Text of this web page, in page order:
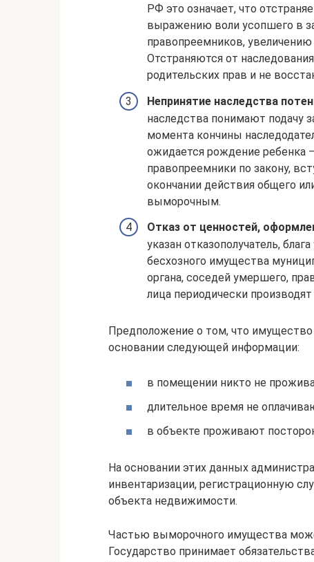
РФ это означает, что
выражению воли усопшего в
правопреемников,
Отстраняются от
родительских прав и не
Непринятие наследства
наследства понимают подачу
момента кончины
ожидается рождение ребенка
правопреемники по закону,
окончании действия общего
выморочным.
Отказ от ценностей,
указан отказополучатель,
бесхозного имущества
органа, соседей умершего,
лица периодически
Предположение о том, что
основании следующей информации:
в помещении никто не
длительное время не
в объекте проживают
На основании этих данных
инвентаризации, регистрационную
объекта недвижимости.
Частью выморочного имущества
Государство принимает